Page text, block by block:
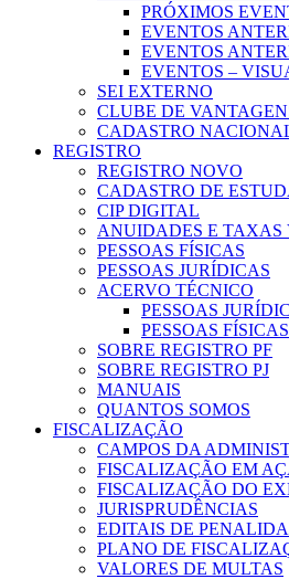
PRÓXIMOS
EVENTOS
EVENTOS
EVENTOS –
SEI EXTERNO
CLUBE DE
CADASTRO
REGISTRO
REGISTRO NOVO
CADASTRO DE
CIP DIGITAL
ANUIDADES E TAXAS
PESSOAS FÍSICAS
PESSOAS JURÍDICAS
ACERVO TÉCNICO
PESSOAS
PESSOAS
SOBRE REGISTRO PF
SOBRE REGISTRO PJ
MANUAIS
QUANTOS SOMOS
FISCALIZAÇÃO
CAMPOS DA
FISCALIZAÇÃO EM
FISCALIZAÇÃO DO
JURISPRUDÊNCIAS
EDITAIS DE
PLANO DE
VALORES DE MULTAS